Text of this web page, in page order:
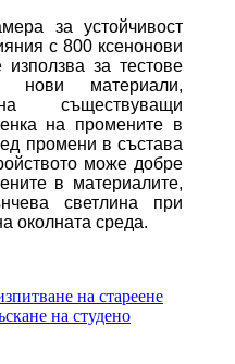
за устойчивост
с 800 ксенонови
за тестове
материали,
съществуващи
на промените в
промени в състава
може добре
в материалите,
светлина при
околната среда.